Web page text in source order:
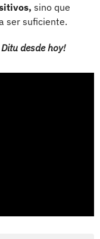
sino que
ser suficiente.
desde hoy!